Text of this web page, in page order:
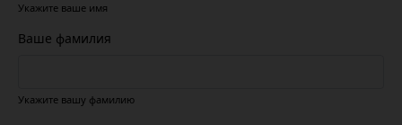
Укажите ваше имя
Ваше фамилия
Укажите вашу фамилию